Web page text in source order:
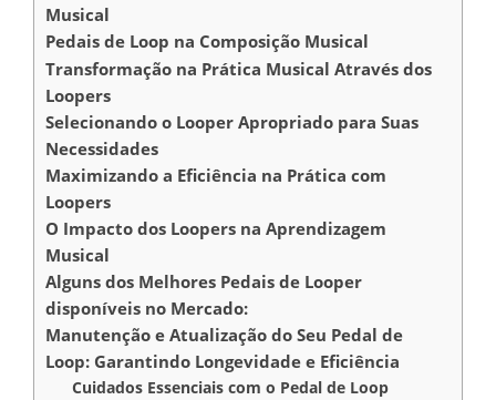
Musical
Pedais de Loop na Composição Musical
Transformação na Prática Musical Através dos
Loopers
Selecionando o Looper Apropriado para Suas
Necessidades
Maximizando a Eficiência na Prática com
Loopers
O Impacto dos Loopers na Aprendizagem
Musical
Alguns dos Melhores Pedais de Looper
disponíveis no Mercado:
Manutenção e Atualização do Seu Pedal de
Loop: Garantindo Longevidade e Eficiência
Cuidados Essenciais com o Pedal de Loop